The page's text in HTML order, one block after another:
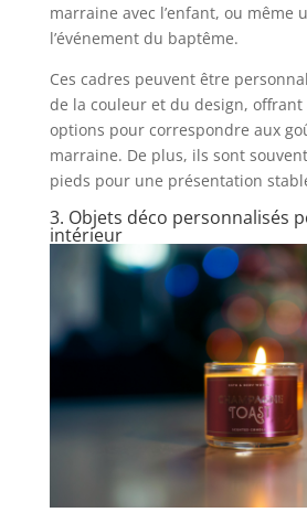
marraine avec l’enfant, ou même
l’événement du baptême.
Ces cadres peuvent être
de la couleur et du design,
options pour correspondre aux
marraine. De plus, ils sont
pieds pour une présentation
3. Objets déco personnalisés
intérieur